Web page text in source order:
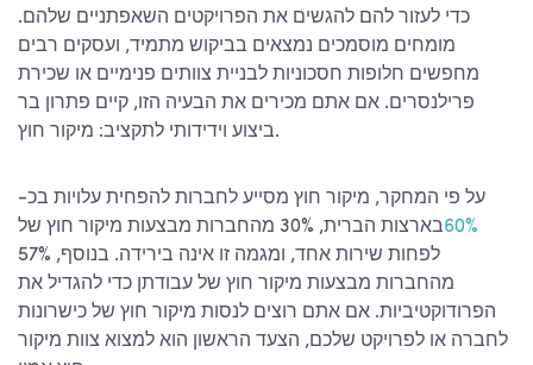
כדי לעזור להם להגשים את הפרויקטים השאפתניים שלהם.
מומחים מוסמכים נמצאים בביקוש מתמיד, ועסקים רבים
מחפשים חלופות חסכוניות לבניית צוותים פנימיים או שכירת
פרילנסרים. אם אתם מכירים את הבעיה הזו, קיים פתרון בר
ביצוע וידידותי לתקציב: מיקור חוץ.
על פי המחקר, מיקור חוץ מסייע לחברות להפחית עלויות בכ-
60%
בארצות הברית, 30% מהחברות מבצעות מיקור חוץ של
לפחות שירות אחד, ומגמה זו אינה בירידה. בנוסף, 57%
מהחברות מבצעות מיקור חוץ של עבודתן כדי להגדיל את
הפרודוקטיביות. אם אתם רוצים לנסות מיקור חוץ של כישרונות
לחברה או לפרויקט שלכם, הצעד הראשון הוא למצוא צוות מיקור